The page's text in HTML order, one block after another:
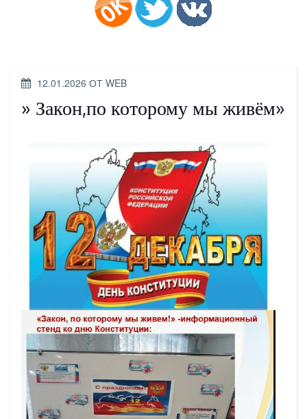
ОПУБЛИКОВАНО
12.01.2026 ОТ WEB
» Закон,по которому мы живём»